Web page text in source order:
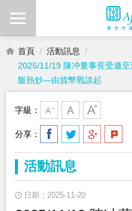
首頁
活動訊息
2025/11/19 陳冲董事長受邀
飯熱炒—由貨幣戰談起
字級：
分享：
活動訊息
日期：2025-11-20